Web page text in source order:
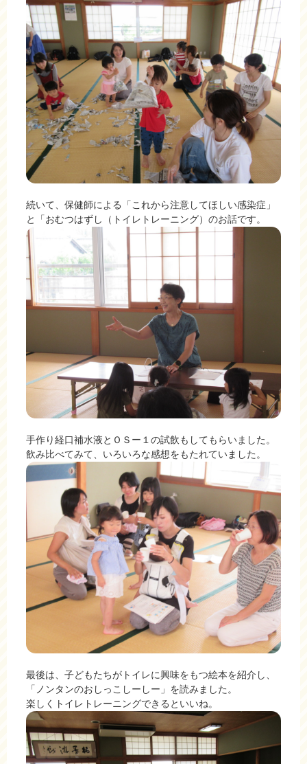
続いて、保健師による「これから注意してほしい感染症」
と「おむつはずし（トイレトレーニング）のお話です。
手作り経口補水液とＯＳー１の試飲もしてもらいました。
飲み比べてみて、いろいろな感想をもたれていました。
最後は、子どもたちがトイレに興味をもつ絵本を紹介し、
「ノンタンのおしっこしーしー」を読みました。
楽しくトイレトレーニングできるといいね。